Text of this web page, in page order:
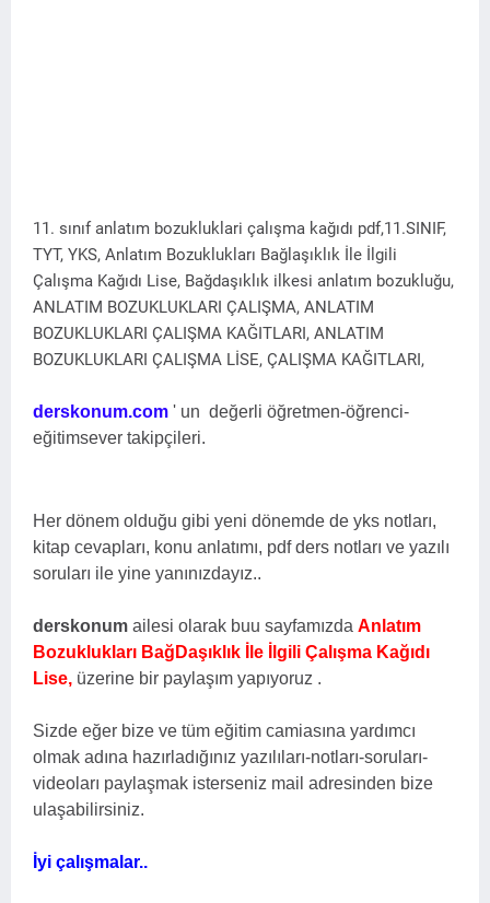
11. sınıf anlatım bozukluklari çalışma kağıdı pdf,11.SINIF,
TYT, YKS, Anlatım Bozuklukları Bağlaşıklık İle İlgili
Çalışma Kağıdı Lise, Bağdaşıklık ilkesi anlatım bozukluğu,
ANLATIM BOZUKLUKLARI ÇALIŞMA, ANLATIM
BOZUKLUKLARI ÇALIŞMA KAĞITLARI, ANLATIM
BOZUKLUKLARI ÇALIŞMA LİSE, ÇALIŞMA KAĞITLARI,
derskonum.com ' un değerli öğretmen-öğrenci-
eğitimsever takipçileri.
Her dönem olduğu gibi yeni dönemde de yks notları,
kitap cevapları, konu anlatımı, pdf ders notları ve yazılı
soruları ile yine yanınızdayız..
derskonum ailesi olarak buu sayfamızda Anlatım
Bozuklukları BağDaşıklık İle İlgili Çalışma Kağıdı
Lise, üzerine bir paylaşım yapıyoruz .
Sizde eğer bize ve tüm eğitim camiasına yardımcı
olmak adına hazırladığınız yazılıları-notları-soruları-
videoları paylaşmak isterseniz mail adresinden bize
ulaşabilirsiniz.
İyi çalışmalar..